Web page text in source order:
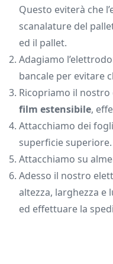
Questo eviterà che
scanalature del
ed il pallet.
Adagiamo
bancale per evitare
Ricopriamo il
film estensibile,
Attacchiamo dei
superficie superiore.
Attacchiamo su
Adesso il nostro
altezza, larghezza e
ed effettuare la